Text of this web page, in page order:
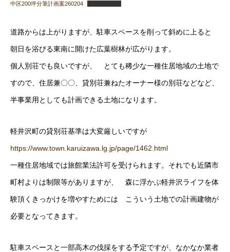
中区200坪分筆計画案260204 ダウンロード
道路からは上がりますが、駐車スペースを削って斜めに上ると
朝日を浴びる東南に開けた広葉樹林が広がります。
個人別荘でも良いですが、 とても稀少な一種住居地域の土地で
すので、住居兼〇〇、貸別荘兼ねたオーナー様の別荘などなど、
半事業用としても計画できる土地になります。
軽井沢町の貸別荘基準は大変厳しいですが
https://www.town.karuizawa.lg.jp/page/1462.html
一種住居地域では旅館業法許可を受けられます。それでも近隣市
町村よりは制限等がありますが、 森に浮かぶ軽井沢ライフを体
験頂くきっかけを増やすためには こういう土地での計画建物が
必要となってきます。
駐車スペースと一部高木の伐採をする予定ですが、なかなか業者